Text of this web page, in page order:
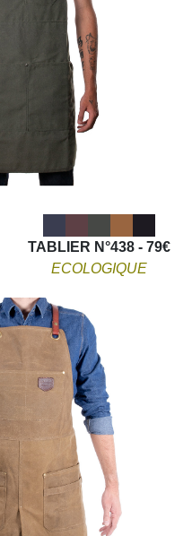
TABLIER N°438 - 79€
ECOLOGIQUE